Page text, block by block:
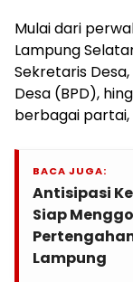
Mulai dari
Lampung
Sekretaris
Desa (BPD),
berbagai partai,
BACA JUGA:
Antisipasi
Siap
Lampung